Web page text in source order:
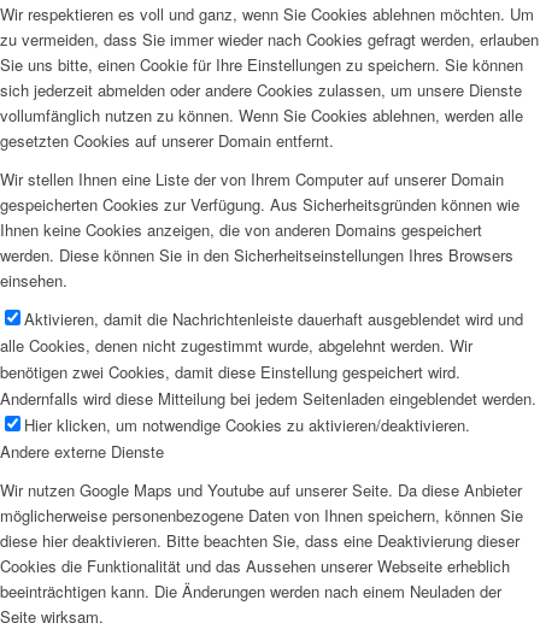
Wir respektieren es voll und ganz, wenn Sie Cookies ablehnen möchten. Um
zu vermeiden, dass Sie immer wieder nach Cookies gefragt werden, erlauben
Sie uns bitte, einen Cookie für Ihre Einstellungen zu speichern. Sie können
sich jederzeit abmelden oder andere Cookies zulassen, um unsere Dienste
vollumfänglich nutzen zu können. Wenn Sie Cookies ablehnen, werden alle
gesetzten Cookies auf unserer Domain entfernt.
Wir stellen Ihnen eine Liste der von Ihrem Computer auf unserer Domain
gespeicherten Cookies zur Verfügung. Aus Sicherheitsgründen können wie
Ihnen keine Cookies anzeigen, die von anderen Domains gespeichert
werden. Diese können Sie in den Sicherheitseinstellungen Ihres Browsers
einsehen.
Aktivieren, damit die Nachrichtenleiste dauerhaft ausgeblendet wird und
alle Cookies, denen nicht zugestimmt wurde, abgelehnt werden. Wir
benötigen zwei Cookies, damit diese Einstellung gespeichert wird.
Andernfalls wird diese Mitteilung bei jedem Seitenladen eingeblendet werden.
Hier klicken, um notwendige Cookies zu aktivieren/deaktivieren.
Andere externe Dienste
Wir nutzen Google Maps und Youtube auf unserer Seite. Da diese Anbieter
möglicherweise personenbezogene Daten von Ihnen speichern, können Sie
diese hier deaktivieren. Bitte beachten Sie, dass eine Deaktivierung dieser
Cookies die Funktionalität und das Aussehen unserer Webseite erheblich
beeinträchtigen kann. Die Änderungen werden nach einem Neuladen der
Seite wirksam.